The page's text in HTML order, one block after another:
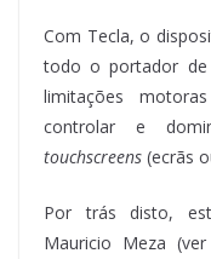
Com Tecla, o
todo o portador de
limitações
controlar e
touchscreens (ecrãs
Por trás disto,
Mauricio Meza